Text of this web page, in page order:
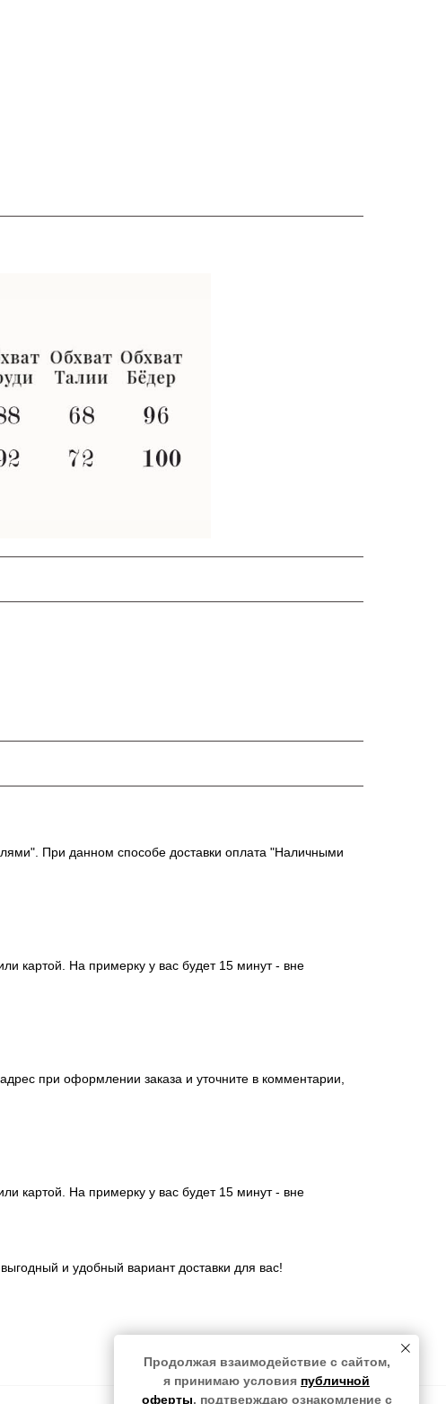
Продолжая взаимодействие с сайтом,
я принимаю условия публичной
оферты, подтверждаю ознакомление с
При данном способе доставки оплата "Наличными
картой. На примерку у вас будет 15 минут - вне
при оформлении заказа и уточните в комментарии,
картой. На примерку у вас будет 15 минут - вне
и удобный вариант доставки для вас!